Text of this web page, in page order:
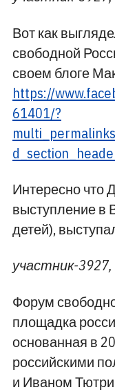
Вот как
свободной
своем блоге
https://
61401/?
Интересно что
выступление в
детей),
участник-
Форум
площадка
основанная в
российскими
и Иваном